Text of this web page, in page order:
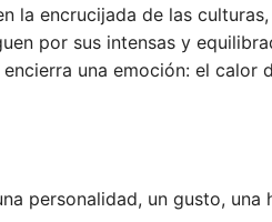
la encrucijada de las
por sus intensas y
una emoción: el calor
personalidad, un gusto, una